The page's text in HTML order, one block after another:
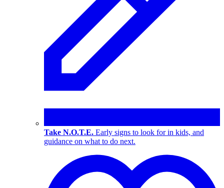
Take N.O.T.E. Early signs to look for in kids, and
guidance on what to do next.